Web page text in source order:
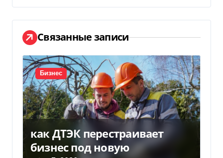
г
а
ц
и
я
п
о
з
Связанные записи
Бизнес
как ДТЭК перестраивает
бизнес под новую